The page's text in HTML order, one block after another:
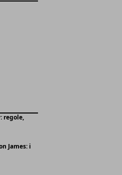
regole,
James: i